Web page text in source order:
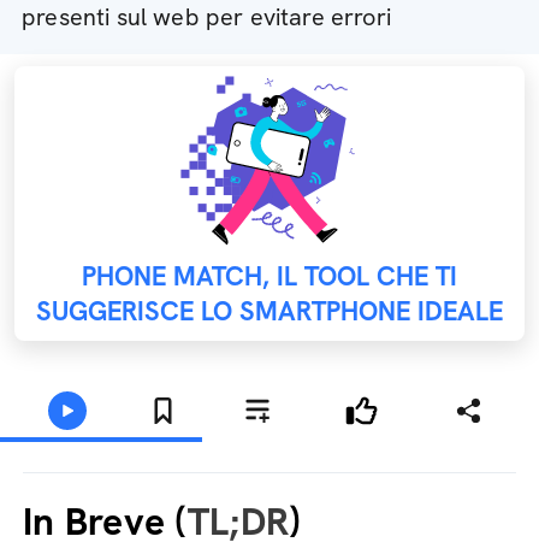
presenti sul web per evitare errori
PHONE MATCH, IL TOOL CHE TI
SUGGERISCE LO SMARTPHONE IDEALE
In Breve (TL;DR)